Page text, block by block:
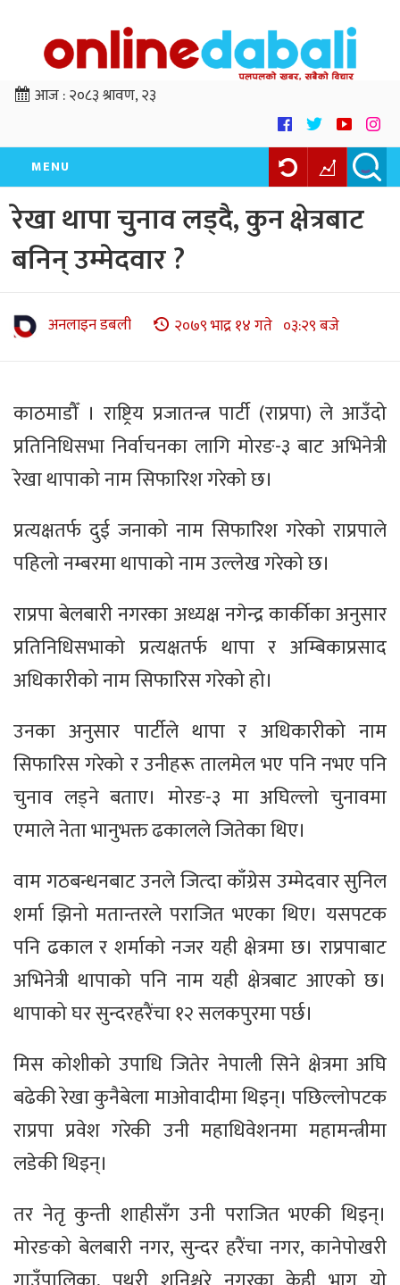
आज :२०८३ श्रावण, २३
MENU
रेखा थापा चुनाव लड्दै, कुन क्षेत्रबाट
बनिन् उम्मेदवार ?
अनलाइन डबली २०७९ भाद्र १४ गते ०३:२९ बजे
काठमाडौँ । राष्ट्रिय प्रजातन्त्र पार्टी (राप्रपा) ले आउँदो
प्रतिनिधिसभा निर्वाचनका लागि मोरङ-३ बाट अभिनेत्री
रेखा थापाको नाम सिफारिश गरेको छ।
प्रत्यक्षतर्फ दुई जनाको नाम सिफारिश गरेको राप्रपाले
पहिलो नम्बरमा थापाको नाम उल्लेख गरेको छ।
राप्रपा बेलबारी नगरका अध्यक्ष नगेन्द्र कार्कीका अनुसार
प्रतिनिधिसभाको प्रत्यक्षतर्फ थापा र अम्बिकाप्रसाद
अधिकारीको नाम सिफारिस गरेको हो।
उनका अनुसार पार्टीले थापा र अधिकारीको नाम
सिफारिस गरेको र उनीहरू तालमेल भए पनि नभए पनि
चुनाव लड्ने बताए। मोरङ-३ मा अघिल्लो चुनावमा
एमाले नेता भानुभक्त ढकालले जितेका थिए।
वाम गठबन्धनबाट उनले जित्दा काँग्रेस उम्मेदवार सुनिल
शर्मा झिनो मतान्तरले पराजित भएका थिए। यसपटक
पनि ढकाल र शर्माको नजर यही क्षेत्रमा छ। राप्रपाबाट
अभिनेत्री थापाको पनि नाम यही क्षेत्रबाट आएको छ।
थापाको घर सुन्दरहरैंचा १२ सलकपुरमा पर्छ।
मिस कोशीको उपाधि जितेर नेपाली सिने क्षेत्रमा अघि
बढेकी रेखा कुनैबेला माओवादीमा थिइन्। पछिल्लोपटक
राप्रपा प्रवेश गरेकी उनी महाधिवेशनमा महामन्त्रीमा
लडेकी थिइन्।
तर नेतृ कुन्ती शाहीसँग उनी पराजित भएकी थिइन्।
मोरङको बेलबारी नगर, सुन्दर हरैंचा नगर, कानेपोखरी